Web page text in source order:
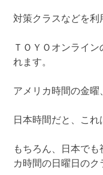
対策クラスなどを利
ＴＯＹＯオンライ
れます。
アメリカ時間の金曜
日本時間だと、これ
もちろん、日本で
カ時間の日曜日のク